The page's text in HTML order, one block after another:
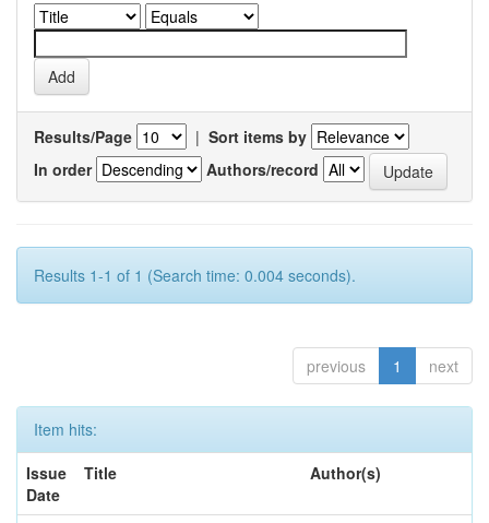
Results/Page | Sort items by
In order
Authors/record
Results 1-1 of 1 (Search time: 0.004 seconds).
previous 1 next
Item hits:
Issue
Date
Title Author(s)